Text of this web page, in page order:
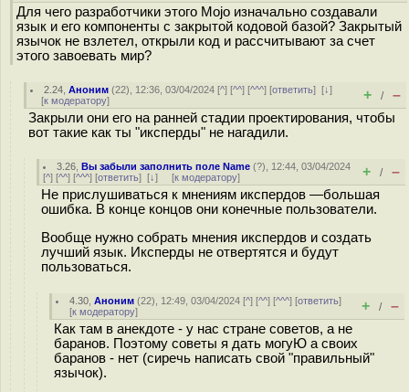
Для чего разработчики этого Mojo изначально создавали
язык и его компоненты с закрытой кодовой базой? Закрытый
язычок не взлетел, открыли код и рассчитывают за счет
этого завоевать мир?
2.24 ,Аноним (22), 12:36, 03/04/2024 [^] [^^] [^^^] [ответить][↓]
[к модератору] + / –
Закрыли они его на ранней стадии проектирования, чтобы
вот такие как ты "иксперды" не нагадили.
3.26 ,Вы забыли заполнить поле Name (?), 12:44, 03/04/2024
[^] [^^] [^^^] [ответить] [↓] [к модератору] + / –
Не прислушиваться к мнениям икспердов —большая
ошибка. В конце концов они конечные пользователи.
Вообще нужно собрать мнения икспердов и создать
лучший язык. Иксперды не отвертятся и будут
пользоваться.
4.30 ,Аноним (22), 12:49, 03/04/2024 [^] [^^] [^^^] [ответить]
[к модератору] + / –
Как там в анекдоте - у нас стране советов, а не
баранов. Поэтому советы я дать могуЮ а своих
баранов - нет (сиречь написать свой "правильный"
язычок).